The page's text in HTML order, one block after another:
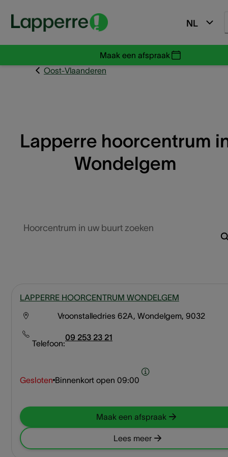
NL
Maak een afspraak
Oost-Vlaanderen
Lapperre hoorcentrum
Wondelgem
Hoorcentrum in uw buurt zoeken
LAPPERRE HOORCENTRUM WONDELGEM
Vroonstalledries 62A, Wondelgem, 9032
Telefoon:
09 253 23 21
Gesloten Binnenkort open 09:00
Maak een afspraak
Lees meer